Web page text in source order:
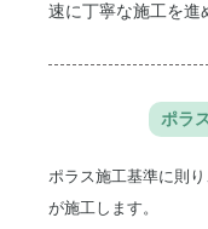
速に丁寧な施工を進
ポラ
ポラス施工基準に則
が施工します。